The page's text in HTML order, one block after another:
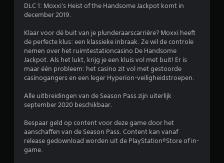
4
.
2
2
/
t
DLC 1: Moxxi's Heist of the Handsome Jackpot komt in
december 2019.
Klaar voor dé buit van je plunderaarscarrière? Moxxi heeft
de perfecte klus: een klassieke inbraak. Ze wil de controle
nemen over het ruimtestationcasino De Handsome
Jackpot. Als het lukt, krijg je een kluis vol met buit! Er is
maar één probleem: het casino zit vol met gestoorde
casinogangers en een leger Hyperion-veiligheidstroepen.
Alle uitbreidingen van de Season Pass zijn uiterlijk
september 2020 beschikbaar.
Bespaar geld op content voor deze game door het
aanschaffen van de Season Pass. Content kan vanaf
release gedownload worden uit de PlayStation®Store of in-
game.